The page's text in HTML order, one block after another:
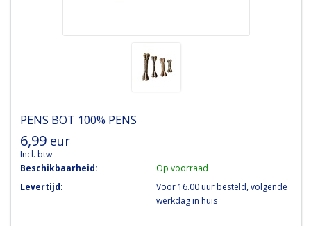
PENS BOT 100% PENS
6,99 eur
Incl. btw
Beschikbaarheid:
Op voorraad
Levertijd:
Voor 16.00 uur besteld, volgende
werkdag in huis